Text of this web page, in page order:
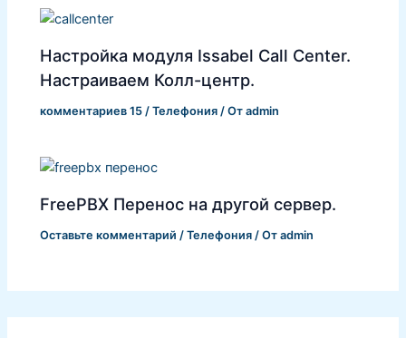
Настройка модуля Issabel Call Center.
Настраиваем Колл-центр.
комментариев 15 /Телефония / Отadmin
FreePBX Перенос на другой сервер.
Оставьте комментарий /Телефония / Отadmin